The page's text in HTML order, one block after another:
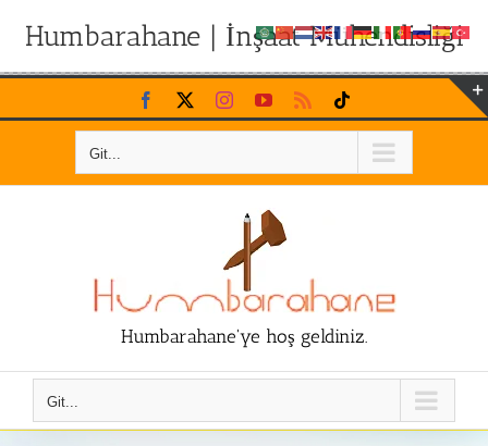
Humbarahane | İnşaat Mühendisliği
Skip
to
Facebook InstagramYouTubeRss
Git...
Humbarahane'ye hoş geldiniz.
Git...